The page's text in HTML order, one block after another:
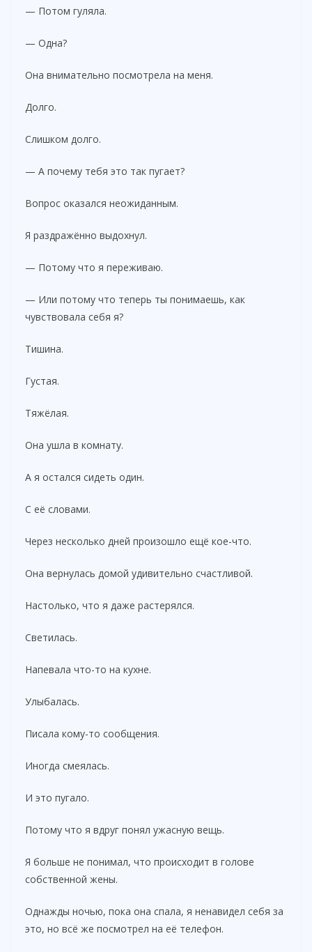
— Потом гуляла.
— Одна?
Она внимательно посмотрела на меня.
Долго.
Слишком долго.
— А почему тебя это так пугает?
Вопрос оказался неожиданным.
Я раздражённо выдохнул.
— Потому что я переживаю.
— Или потому что теперь ты понимаешь, как
чувствовала себя я?
Тишина.
Густая.
Тяжёлая.
Она ушла в комнату.
А я остался сидеть один.
С её словами.
Через несколько дней произошло ещё кое-что.
Она вернулась домой удивительно счастливой.
Настолько, что я даже растерялся.
Светилась.
Напевала что-то на кухне.
Улыбалась.
Писала кому-то сообщения.
Иногда смеялась.
И это пугало.
Потому что я вдруг понял ужасную вещь.
Я больше не понимал, что происходит в голове
собственной жены.
Однажды ночью, пока она спала, я ненавидел себя за
это, но всё же посмотрел на её телефон.